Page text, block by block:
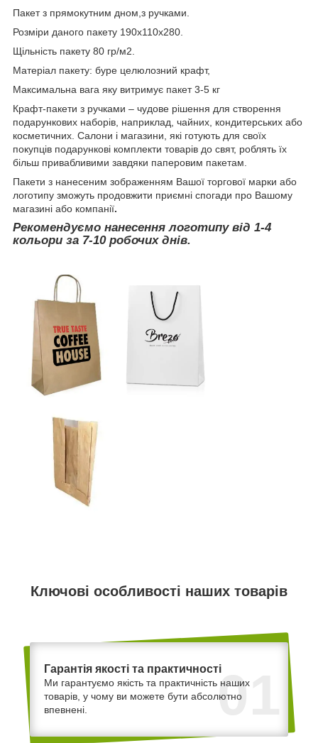
Пакет з прямокутним дном,з ручками.
Розміри даного пакету 190х110х280.
Щільність пакету 80 гр/м2.
Матеріал пакету: буре целюлозний крафт,
Максимальна вага яку витримує пакет 3-5 кг
Крафт-пакети з ручками – чудове рішення для створення
подарункових наборів, наприклад, чайних, кондитерських або
косметичних. Салони і магазини, які готують для своїх
покупців подарункові комплекти товарів до свят, роблять їх
більш привабливими завдяки паперовим пакетам.
Пакети з нанесеним зображенням Вашої торгової марки або
логотипу зможуть продовжити приємні спогади про Вашому
магазині або компанії.
Рекомендуємо нанесення логотипу від 1-4
кольори за 7-10 робочих днів.
Ключові особливості наших товарів
01
Гарантія якості та практичності
Ми гарантуємо якість та практичність наших
товарів, у чому ви можете бути абсолютно
впевнені.